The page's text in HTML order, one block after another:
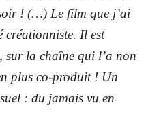
! (…) Le film que j’ai
créationniste. Il est
sur la chaîne qui l’a non
plus co-produit ! Un
: du jamais vu en